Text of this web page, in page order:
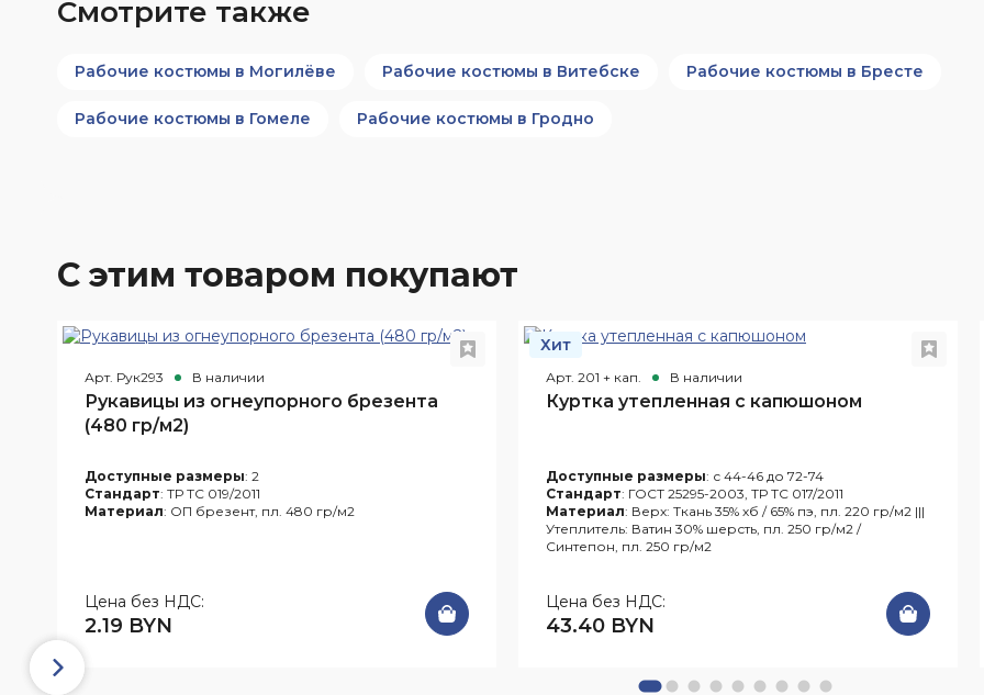
Смотрите также
Рабочие костюмы в Могилёве Рабочие костюмы в Витебске Рабочие костюмы в Бресте
Рабочие костюмы в Гомеле Рабочие костюмы в Гродно
С этим товаром покупают
Арт. Рук293 В наличии
Рукавицы из огнеупорного брезента
(480 гр/м2)
Доступные размеры: 2
Стандарт: ТР ТС 019/2011
Материал: ОП брезент, пл. 480 гр/м2
Цена без НДС:
2.19 BYN
Хит
Арт. 201 + кап. В наличии
Куртка утепленная с капюшоном
Доступные размеры: с 44-46 до 72-74
Стандарт: ГОСТ 25295-2003, ТР ТС 017/2011
Материал: Верх: Ткань 35% хб / 65% пэ, пл. 220 гр/м2 |||
Утеплитель: Ватин 30% шерсть, пл. 250 гр/м2 /
Синтепон, пл. 250 гр/м2
Цена без НДС:
43.40 BYN